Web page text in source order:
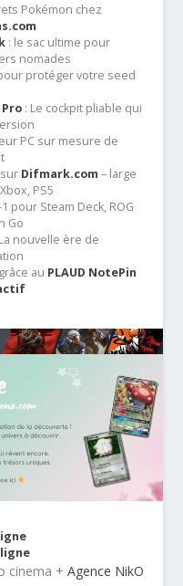
Pokémon chez
: le sac ultime pour
nomades
protéger votre seed
: Le cockpit pliable qui
PC sur mesure de
Difmark.com – large
PS5
pour Steam Deck, ROG
Go
nouvelle ère de
au PLAUD NotePin
cinema + Agence NikO